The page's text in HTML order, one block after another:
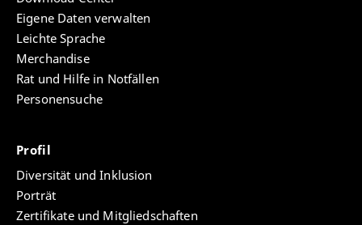
Eigene Daten verwalten
Leichte Sprache
Merchandise
Rat und Hilfe in Notfällen
Personensuche
Profil
Diversität und Inklusion
Porträt
Zertifikate und Mitgliedschaften